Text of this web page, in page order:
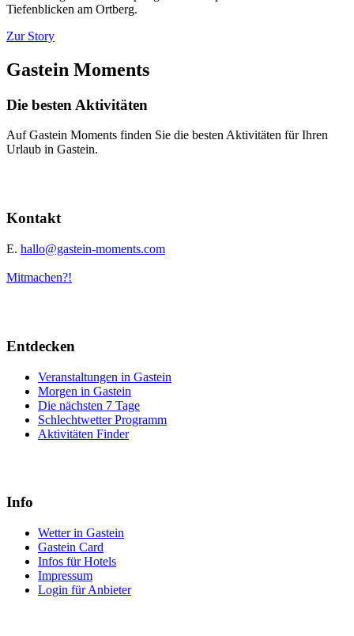
Tiefenblicken am Ortberg.
Zur Story
Gastein Moments
Die besten Aktivitäten
Auf Gastein Moments finden Sie die besten Aktivitäten für Ihren
Urlaub in Gastein.
Kontakt
E. hallo@gastein-moments.com
Mitmachen?!
Entdecken
Veranstaltungen in Gastein
Morgen in Gastein
Die nächsten 7 Tage
Schlechtwetter Programm
Aktivitäten Finder
Info
Wetter in Gastein
Gastein Card
Infos für Hotels
Impressum
Login für Anbieter